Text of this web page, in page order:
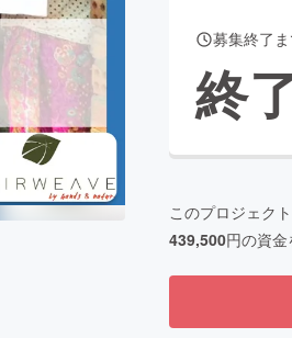
CAMPFIRE Creation
税machi-ya コミュニティ
募集終了
終
このプロジェクト
439,500円の資金